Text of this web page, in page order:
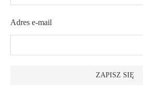
Adres e-mail